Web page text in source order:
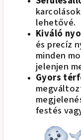
lehetővé.
Kiváló
és precíz
minden
jelenjen
Gyors
festés